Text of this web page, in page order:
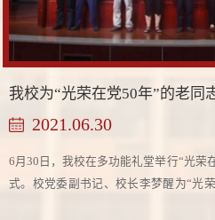
我校为“光荣在党50年”的老同
2021.06.30
6月30日，我校在多功能礼堂举行“光荣
式。校党委副书记、校长李梦醒为“光